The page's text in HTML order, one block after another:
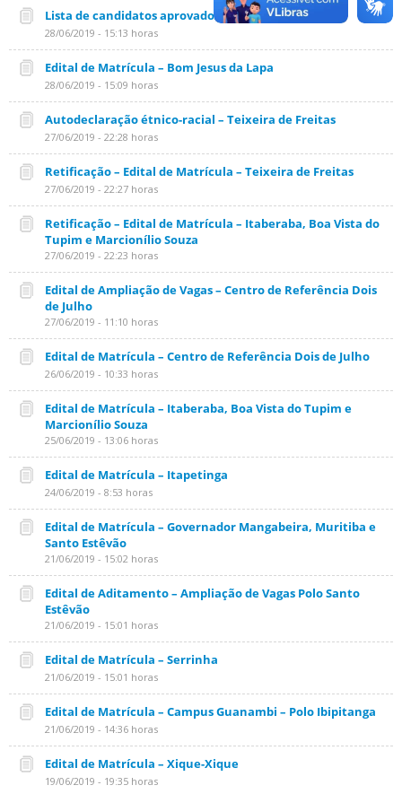
Lista de candidatos aprovados – Itapetinga
28/06/2019 - 15:13 horas
Edital de Matrícula – Bom Jesus da Lapa
28/06/2019 - 15:09 horas
Autodeclaração étnico-racial – Teixeira de Freitas
27/06/2019 - 22:28 horas
Retificação – Edital de Matrícula – Teixeira de Freitas
27/06/2019 - 22:27 horas
Retificação – Edital de Matrícula – Itaberaba, Boa Vista do
Tupim e Marcionílio Souza
27/06/2019 - 22:23 horas
Edital de Ampliação de Vagas – Centro de Referência Dois
de Julho
27/06/2019 - 11:10 horas
Edital de Matrícula – Centro de Referência Dois de Julho
26/06/2019 - 10:33 horas
Edital de Matrícula – Itaberaba, Boa Vista do Tupim e
Marcionílio Souza
25/06/2019 - 13:06 horas
Edital de Matrícula – Itapetinga
24/06/2019 - 8:53 horas
Edital de Matrícula – Governador Mangabeira, Muritiba e
Santo Estêvão
21/06/2019 - 15:02 horas
Edital de Aditamento – Ampliação de Vagas Polo Santo
Estêvão
21/06/2019 - 15:01 horas
Edital de Matrícula – Serrinha
21/06/2019 - 15:01 horas
Edital de Matrícula – Campus Guanambi – Polo Ibipitanga
21/06/2019 - 14:36 horas
Edital de Matrícula – Xique-Xique
19/06/2019 - 19:35 horas